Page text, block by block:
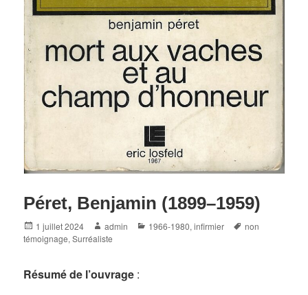
Péret, Benjamin (1899–1959)
Posted
on
1 juillet 2024 Author
admin Categories
1966-1980,infirmier Tags
non
témoignage,Surréaliste
Résumé de l’ouvrage :